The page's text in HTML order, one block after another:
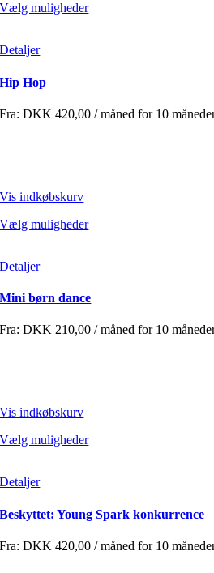
Vælg muligheder
Detaljer
Hip Hop
Fra:DKK 420,00 / måned for 10
Vis indkøbskurv
Vælg muligheder
Detaljer
Mini børn dance
Fra:DKK 210,00 / måned for 10
Vis indkøbskurv
Vælg muligheder
Detaljer
Beskyttet: Young Spark konkurrence
Fra:DKK 420,00 / måned for 10